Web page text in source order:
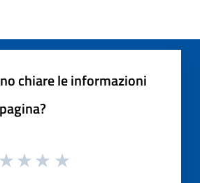
chiare le informazioni